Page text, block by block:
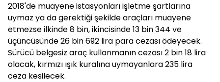
2018'de muayene istasyonları işletme şartlarına
uymaz ya da gerektiği şekilde araçları muayene
etmezse ilkinde 8 bin, ikincisinde 13 bin 344 ve
üçüncüsünde 26 bin 692 lira para cezası ödeyecek.
Sürücü belgesiz araç kullanmanın cezası 2 bin 18 lira
olacak, kırmızı ışık kuralına uymayanlara 235 lira
ceza kesilecek.